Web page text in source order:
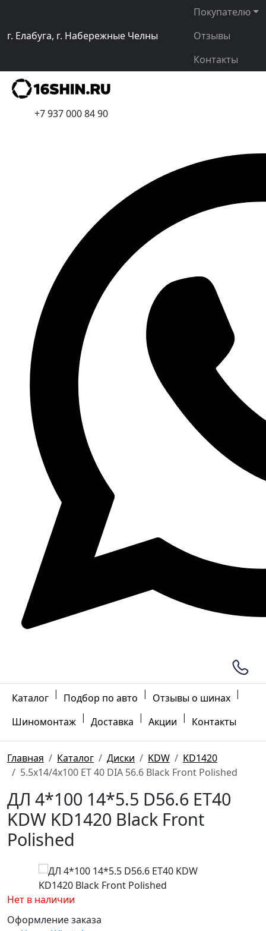
г. Елабуга, г. Набережные Челны
Покупателю
Отзывы
Контакты
+7 937 000 84 90
Каталог | Подбор по авто | Отзывы о шинах |
Шиномонтаж | Доставка | Акции | Контакты
Главная Каталог Диски KDW
KD1420
5.5x14/4x100 ET 40 DIA 56.6 Black Front Polished
ДЛ 4*100 14*5.5 D56.6 ET40
KDW KD1420 Black Front
Polished
Нет в наличии
Оформление заказа